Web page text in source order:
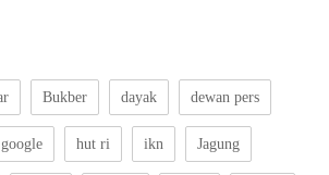
Bukber dayak dewan pers
google hut ri ikn Jagung